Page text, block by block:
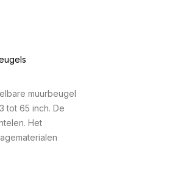
muurbeugel
tot 65 inch. De
Het